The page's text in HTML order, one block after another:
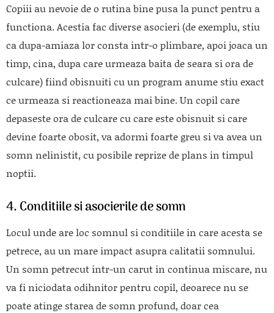
Copiii au nevoie de o rutina bine pusa la punct pentru a
functiona. Acestia fac diverse asocieri (de exemplu, stiu
ca dupa-amiaza lor consta intr-o plimbare, apoi joaca un
timp, cina, dupa care urmeaza baita de seara si ora de
culcare) fiind obisnuiti cu un program anume stiu exact
ce urmeaza si reactioneaza mai bine. Un copil care
depaseste ora de culcare cu care este obisnuit si care
devine foarte obosit, va adormi foarte greu si va avea un
somn nelinistit, cu posibile reprize de plans in timpul
noptii.
4. Conditiile si asocierile de somn
Locul unde are loc somnul si conditiile in care acesta se
petrece, au un mare impact asupra calitatii somnului.
Un somn petrecut intr-un carut in continua miscare, nu
va fi niciodata odihnitor pentru copil, deoarece nu se
poate atinge starea de somn profund, doar cea